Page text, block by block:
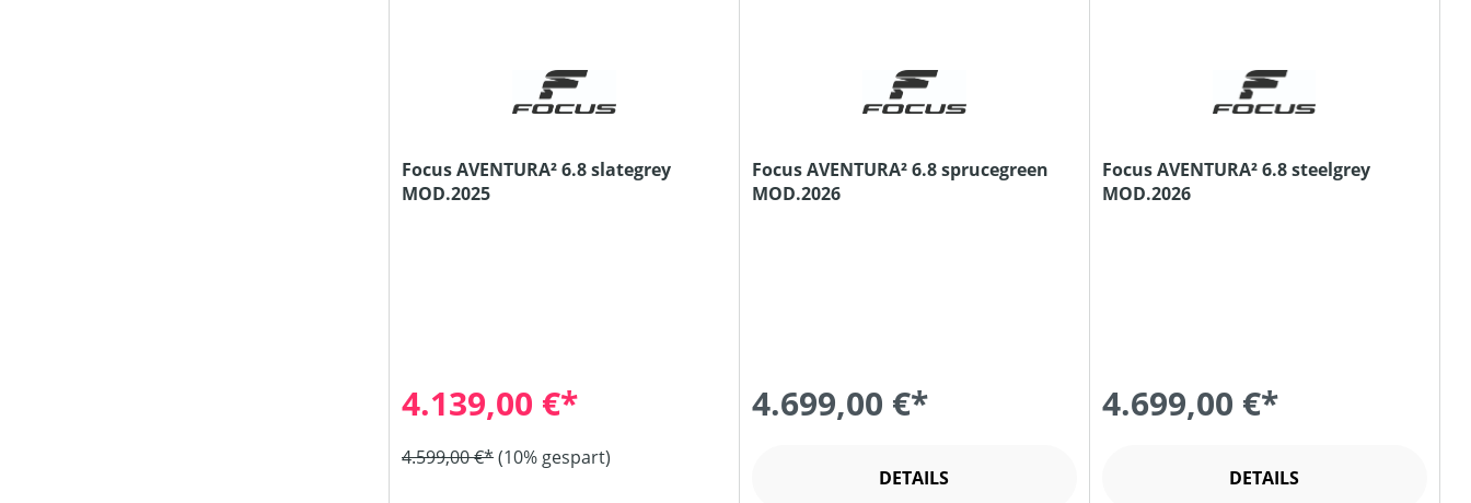
Focus AVENTURA² 6.8 slategrey
MOD.2025
4.139,00 €*
4.599,00 €*(10% gespart)
Focus AVENTURA² 6.8 sprucegreen
MOD.2026
4.699,00 €*
DETAILS
Focus AVENTURA² 6.8 steelgrey
MOD.2026
4.699,00 €*
DETAILS